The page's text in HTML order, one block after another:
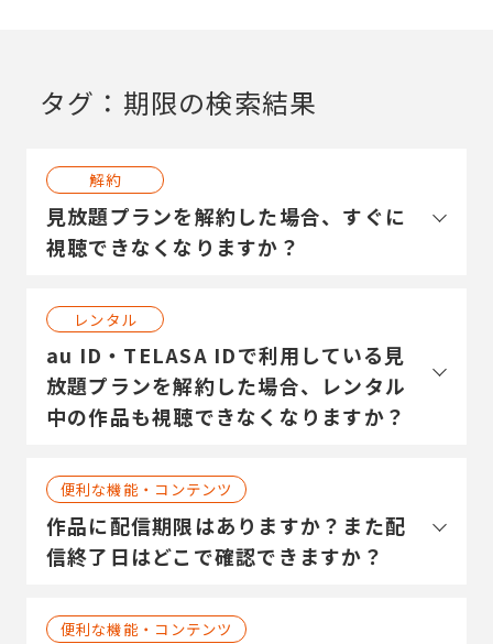
タグ：期限の検索結果
解約
見放題プランを解約した場合、すぐに
視聴できなくなりますか？
レンタル
au ID・TELASA IDで利用している見
放題プランを解約した場合、レンタル
中の作品も視聴できなくなりますか？
便利な機能・コンテンツ
作品に配信期限はありますか？また配
信終了日はどこで確認できますか？
便利な機能・コンテンツ